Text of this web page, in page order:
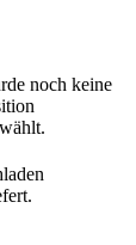
noch keine